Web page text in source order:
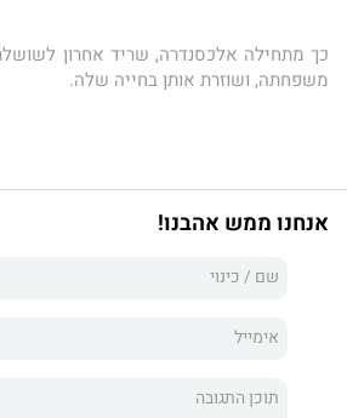
כך מתחילה אלכסנדרה, שריד אחרון
משפחתה, ושוזרת אותן בחייה שלה.
תמונת ילדה קטנה, המגישה צרור פרחי שדה
נישאת עד לחתימת הסכם אוסלו ורצח רבין.
אלכסנדרה כותבת את הספר בבית
היא מתחקה אחר הכוחות הגורליים
השופכים אור חדש על חייה ומפענחים לה את
אנחנו ממש אהבנו!